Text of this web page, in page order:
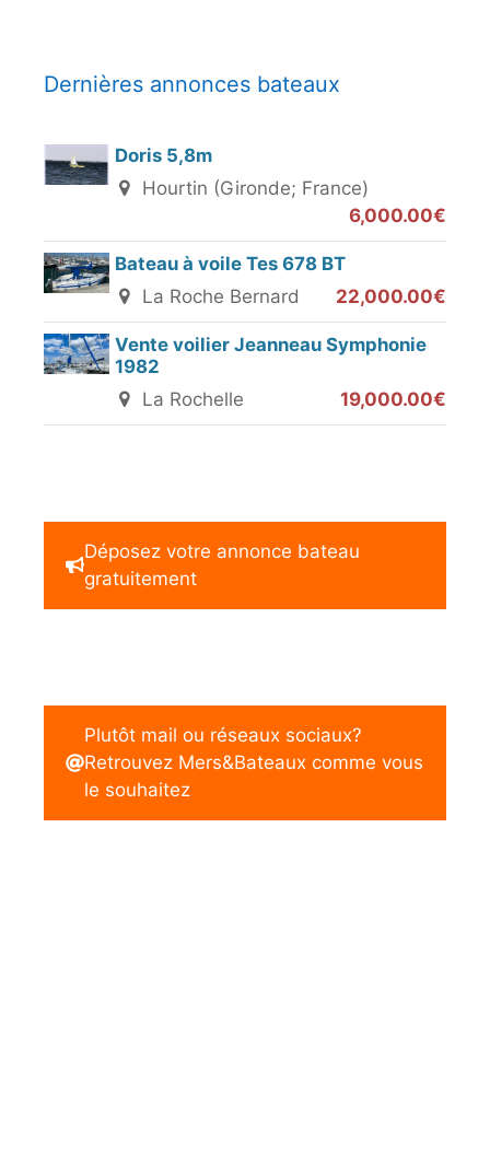
Dernières annonces bateaux
Doris 5,8m
Hourtin (Gironde; France)
6,000.00€
Bateau à voile Tes 678 BT
La Roche Bernard
22,000.00€
Vente voilier Jeanneau Symphonie
1982
La Rochelle
19,000.00€
Déposez votre annonce bateau
gratuitement
Plutôt mail ou réseaux sociaux?
Retrouvez Mers&Bateaux comme vous
le souhaitez